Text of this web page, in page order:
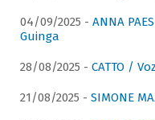
04/09/2025 - ANNA
Guinga
28/08/2025 - CATTO /
21/08/2025 - SIMONE